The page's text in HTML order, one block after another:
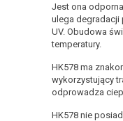
Jest ona
ulega degradacji
UV. Obudowa
temperatury.
HK578 ma
wykorzystujący
odprowadza
HK578 nie